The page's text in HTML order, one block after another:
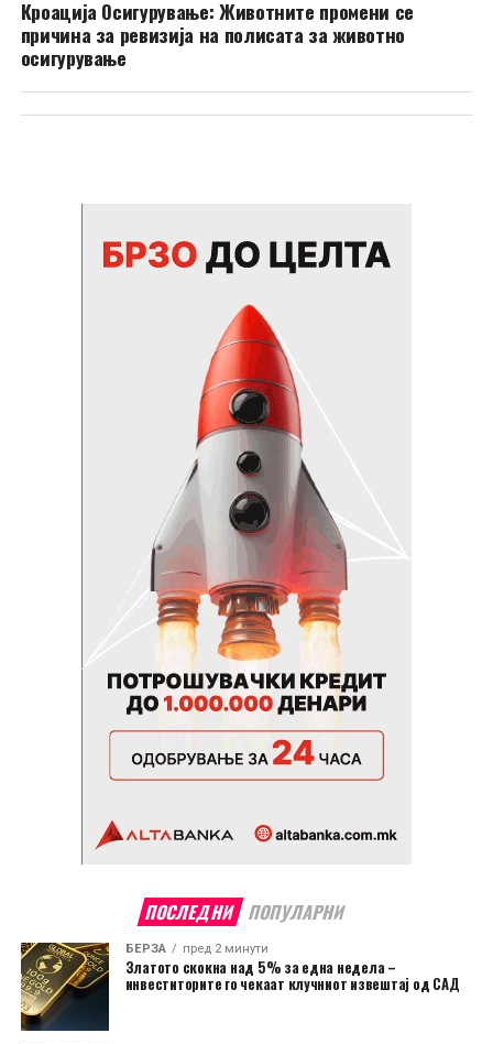
Кроација Осигурување: Животните промени се
причина за ревизија на полисата за животно
осигурување
ПОСЛЕДНИ ПОПУЛАРНИ
БЕРЗА пред 2 минути
Златото скокна над 5% за една недела –
инвеститорите го чекаат клучниот извештај од САД